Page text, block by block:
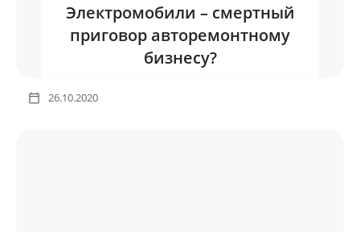
Электромобили – смертный
приговор авторемонтному
бизнесу?
26.10.2020